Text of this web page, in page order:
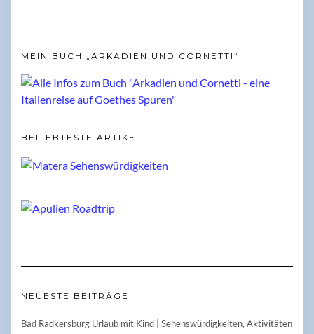
MEIN BUCH „ARKADIEN UND CORNETTI“
BELIEBTESTE ARTIKEL
NEUESTE BEITRÄGE
Bad Radkersburg Urlaub mit Kind | Sehenswürdigkeiten, Aktivitäten